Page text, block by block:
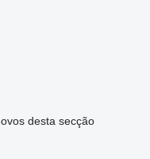
desta secção